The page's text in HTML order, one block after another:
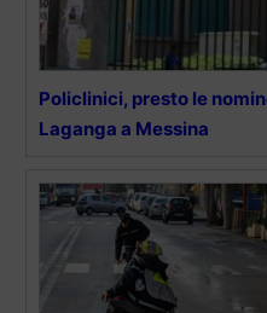
Policlinici, presto le
Laganga a Messina